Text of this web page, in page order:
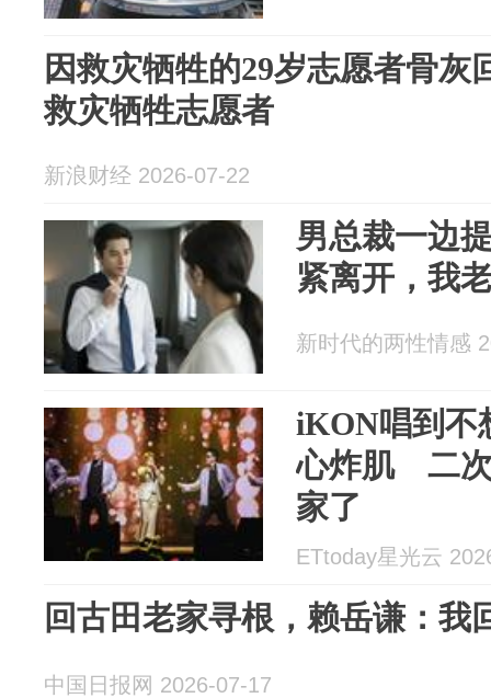
因救灾牺牲的29岁志愿者骨灰
救灾牺牲志愿者
新浪财经 2026-07-22
男总裁一边
紧离开，我
新时代的两性情感
iKON唱到不
心炸肌 二次
家了
ETtoday星光云
回古田老家寻根，赖岳谦：我
中国日报网 2026-07-17